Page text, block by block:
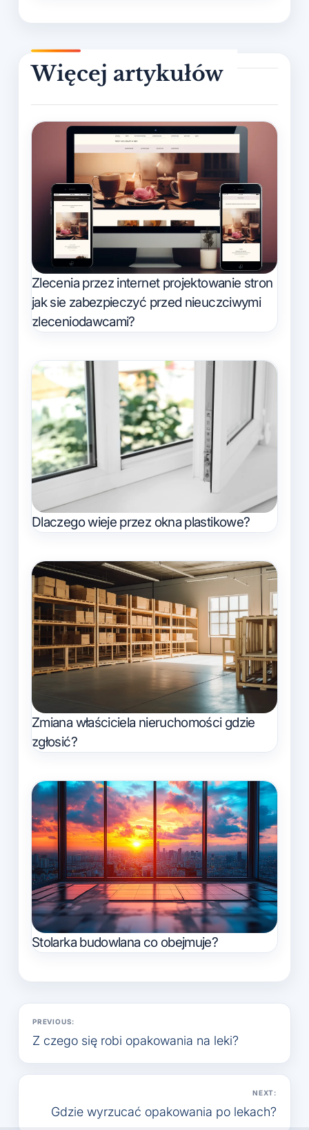
Zlecenia przez internet projektowanie stron
jak sie zabezpieczyć przed nieuczciwymi
zleceniodawcami?
Dlaczego wieje przez okna plastikowe?
Zmiana właściciela nieruchomości gdzie
zgłosić?
Stolarka budowlana co obejmuje?
Nawigacja
wpisu
PREVIOUS:
Z czego się robi opakowania na leki?
NEXT:
Gdzie wyrzucać opakowania po lekach?